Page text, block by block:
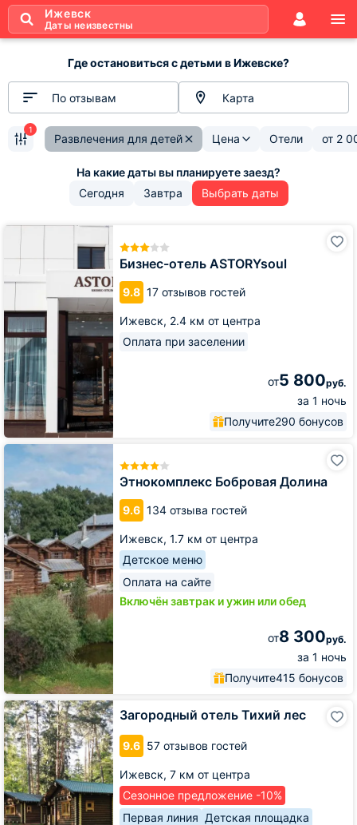
Ижевск
Даты неизвестны
Где остановиться с детьми в Ижевске?
По отзывам Карта
Развлечения для детей Цена Отели от 2
1
Сегодня Завтра Выбрать даты
Бизнес-отель ASTORYsoul
9.8 17 отзывов гостей
Ижевск, 2.4 км от центра
Оплата при заселении
от5 800руб.
за 1 ночь
Получите290 бонусов
отель
ASTORYsoul
Этнокомплекс Бобровая Долина
9.6 134 отзыва гостей
Ижевск, 1.7 км от центра
Детское меню
Оплата на сайте
Включён завтрак и ужин или обед
от8 300руб.
за 1 ночь
Получите415 бонусов
Этнокомплекс
Бобровая
Загородный отель Тихий лес
9.6 57 отзывов гостей
Ижевск, 7 км от центра
Сезонное предложение -10%
Первая линия Детская площадка
Загородный
отель
Тихий
лес